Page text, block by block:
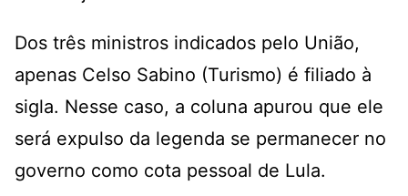
Dos três ministros indicados pelo União,
apenas Celso Sabino (Turismo) é filiado à
sigla. Nesse caso, a coluna apurou que ele
será expulso da legenda se permanecer no
governo como cota pessoal de Lula.